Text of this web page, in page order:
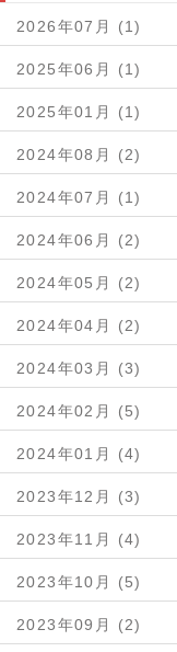
2026年07月 (1)
2025年06月 (1)
2025年01月 (1)
2024年08月 (2)
2024年07月 (1)
2024年06月 (2)
2024年05月 (2)
2024年04月 (2)
2024年03月 (3)
2024年02月 (5)
2024年01月 (4)
2023年12月 (3)
2023年11月 (4)
2023年10月 (5)
2023年09月 (2)